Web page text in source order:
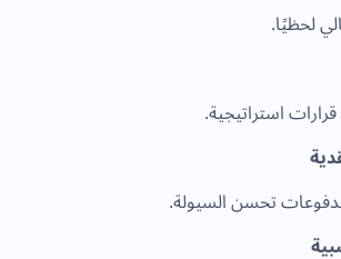
لحظيًا.
استراتيجية.
تحسن السيولة.